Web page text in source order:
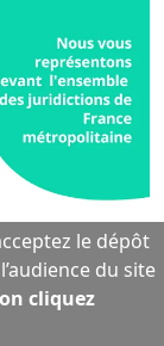
le dépôt
du site
cliquez